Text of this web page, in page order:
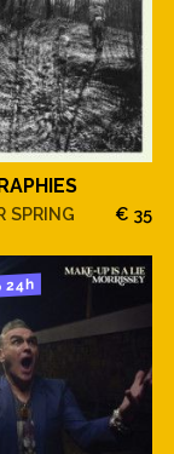
SPRING € 35
24h